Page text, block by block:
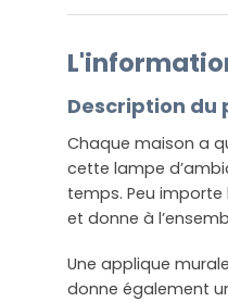
Description du
Chaque maison a
cette lampe
temps. Peu
et donne à
Une applique
donne également